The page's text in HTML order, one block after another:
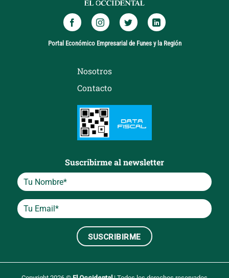
Portal Económico Empresarial de Funes y la Región
Nosotros
Contacto
Suscribirme al newsletter